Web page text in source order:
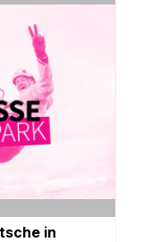
in